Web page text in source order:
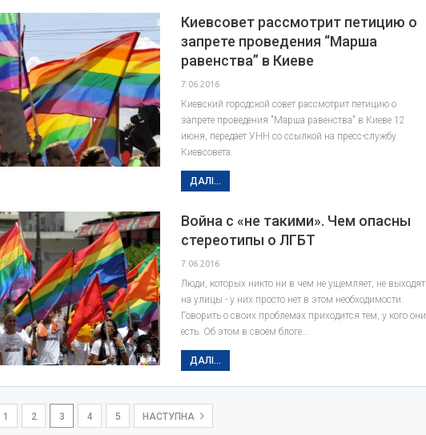
Киевсовет рассмотрит петицию о
запрете проведения “Марша
равенства” в Киеве
7.06.2016
Киевский городской совет рассмотрит петицию о
запрете проведения "Марша равенства" в Киеве 12
июня, передает УНН со ссылкой на пресс-службу
Киевсовета.
ДАЛІ...
Война с «не такими». Чем опасны
стереотипы о ЛГБТ
7.06.2016
Люди, которых никто ни в чем не ущемляет, не выходят
на улицы - у них просто нет в этом необходимости.
Говорить о своих проблемах приходится тем, у кого они
есть. Об этом в своем блоге…
ДАЛІ...
1 2 3 4 5 НАСТУПНА